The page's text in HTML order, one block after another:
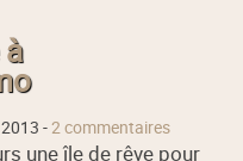
-2 commentaires
une île de rêve pour